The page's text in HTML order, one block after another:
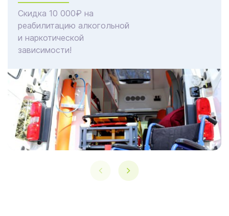
Скидка 10 000₽ на
реабилитацию алкогольной
и наркотической
зависимости!